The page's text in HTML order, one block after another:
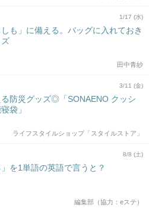
1/17 (水)
も」に備える。バッグに入れておき
田中青紗
3/11 (金)
防災グッズ◎「SONAENO クッシ
袋」
ライフスタイルショップ「スタイルストア」
8/8 (土)
」を1単語の英語で言うと？
編集部（協力：eステ）